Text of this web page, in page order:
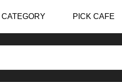
CATEGORY PICK CAFE